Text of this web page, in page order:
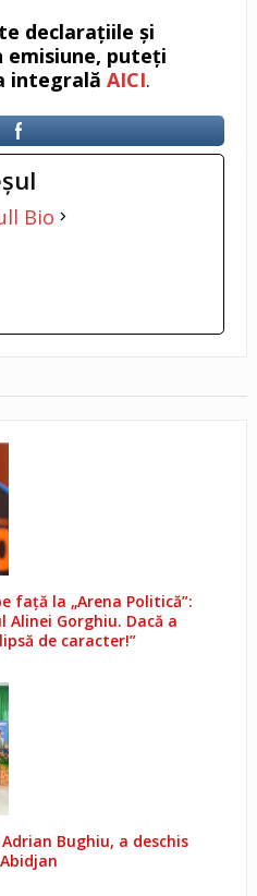
declarațiile și
emisiune, puteți
integrală AICI.
Bio
față la „Arena Politică”:
Alinei Gorghiu. Dacă a
de caracter!”
Bughiu, a deschis